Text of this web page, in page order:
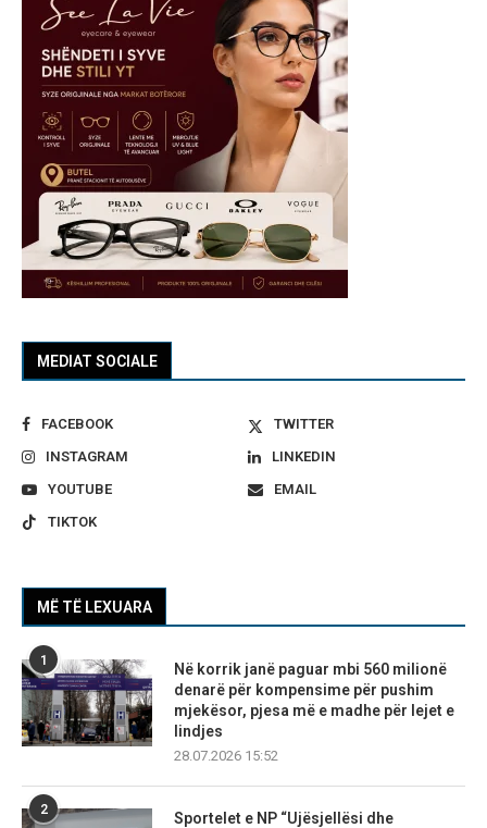
MEDIAT SOCIALE
FACEBOOK
TWITTER
INSTAGRAM
LINKEDIN
YOUTUBE
EMAIL
TIKTOK
MË TË LEXUARA
1
Në korrik janë paguar mbi 560 milionë
denarë për kompensime për pushim
mjekësor, pjesa më e madhe për lejet e
lindjes
28.07.2026 15:52
2
Sportelet e NP “Ujësjellësi dhe